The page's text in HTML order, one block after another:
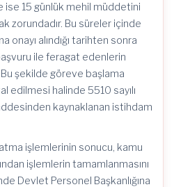
ise 15 günlük mehil müddetini
zorundadır. Bu süreler içinde
onayı alındığı tarihten sonra
ile feragat edenlerin
şekilde göreve başlama
edilmesi halinde 5510 sayılı
kaynaklanan istihdam
işlemlerinin sonucu, kamu
işlemlerin tamamlanmasını
Devlet Personel Başkanlığına